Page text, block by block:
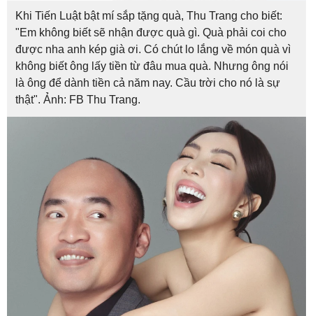
Khi Tiến Luật bật mí sắp tặng quà, Thu Trang cho biết:
"Em không biết sẽ nhận được quà gì. Quà phải coi cho
được nha anh kép già ơi. Có chút lo lắng về món quà vì
không biết ông lấy tiền từ đâu mua quà. Nhưng ông nói
là ông để dành tiền cả năm nay. Cầu trời cho nó là sự
thật". Ảnh: FB Thu Trang.